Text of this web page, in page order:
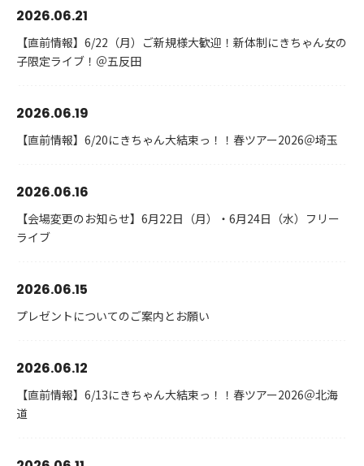
2026.06.21
【直前情報】6/22（月）ご新規様大歓迎！新体制にきちゃん女の
子限定ライブ！＠五反田
2026.06.19
【直前情報】6/20にきちゃん大結束っ！！春ツアー2026＠埼玉
2026.06.16
【会場変更のお知らせ】6月22日（月）・6月24日（水）フリー
ライブ
2026.06.15
プレゼントについてのご案内とお願い
2026.06.12
【直前情報】6/13にきちゃん大結束っ！！春ツアー2026＠北海
道